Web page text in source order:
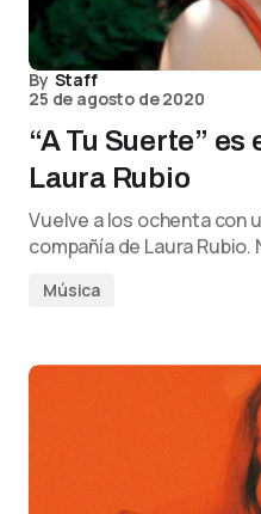
By Staff
25 de agosto de 2020
“A Tu Suerte”
Laura Rubio
Vuelve a los ochenta con
compañía de Laura Rubio.
Música